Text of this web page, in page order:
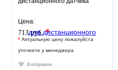
Цена:
713 руб.*
* Актуальную цену пожалуйста
уточните у менеджера
В избранное